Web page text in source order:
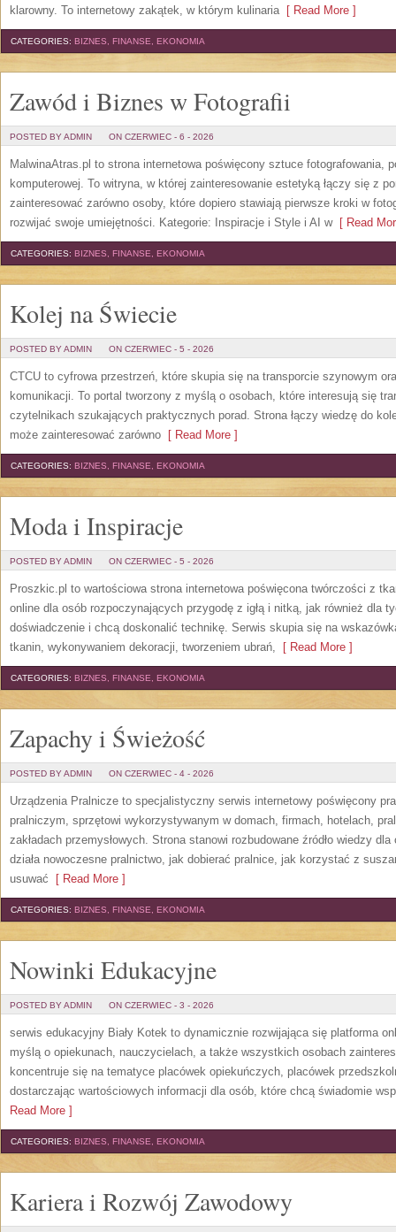
klarowny. To internetowy zakątek, w którym kulinaria[ Read More ]
CATEGORIES: BIZNES, FINANSE, EKONOMIA
Zawód i Biznes w Fotografii
POSTED BY ADMIN ON CZERWIEC - 6 - 2026
MalwinaAtras.pl to strona internetowa poświęcony sztuce fotografowania,
komputerowej. To witryna, w której zainteresowanie estetyką łączy się z
zainteresować zarówno osoby, które dopiero stawiają pierwsze kroki w
rozwijać swoje umiejętności. Kategorie: Inspiracje i Style i AI w[ Read
CATEGORIES: BIZNES, FINANSE, EKONOMIA
Kolej na Świecie
POSTED BY ADMIN ON CZERWIEC - 5 - 2026
CTCU to cyfrowa przestrzeń, które skupia się na transporcie szynowym
komunikacji. To portal tworzony z myślą o osobach, które interesują się
czytelnikach szukających praktycznych porad. Strona łączy wiedzę do
może zainteresować zarówno [ Read More ]
CATEGORIES: BIZNES, FINANSE, EKONOMIA
Moda i Inspiracje
POSTED BY ADMIN ON CZERWIEC - 5 - 2026
Proszkic.pl to wartościowa strona internetowa poświęcona twórczości z
online dla osób rozpoczynających przygodę z igłą i nitką, jak również dla
doświadczenie i chcą doskonalić technikę. Serwis skupia się na
tkanin, wykonywaniem dekoracji, tworzeniem ubrań, [ Read More ]
CATEGORIES: BIZNES, FINANSE, EKONOMIA
Zapachy i Świeżość
POSTED BY ADMIN ON CZERWIEC - 4 - 2026
Urządzenia Pralnicze to specjalistyczny serwis internetowy poświęcony
pralniczym, sprzętowi wykorzystywanym w domach, firmach, hotelach,
zakładach przemysłowych. Strona stanowi rozbudowane źródło wiedzy
działa nowoczesne pralnictwo, jak dobierać pralnice, jak korzystać z
usuwać [ Read More ]
CATEGORIES: BIZNES, FINANSE, EKONOMIA
Nowinki Edukacyjne
POSTED BY ADMIN ON CZERWIEC - 3 - 2026
serwis edukacyjny Biały Kotek to dynamicznie rozwijająca się platforma
myślą o opiekunach, nauczycielach, a także wszystkich osobach
koncentruje się na tematyce placówek opiekuńczych, placówek
dostarczając wartościowych informacji dla osób, które chcą świadomie
Read More ]
CATEGORIES: BIZNES, FINANSE, EKONOMIA
Kariera i Rozwój Zawodowy